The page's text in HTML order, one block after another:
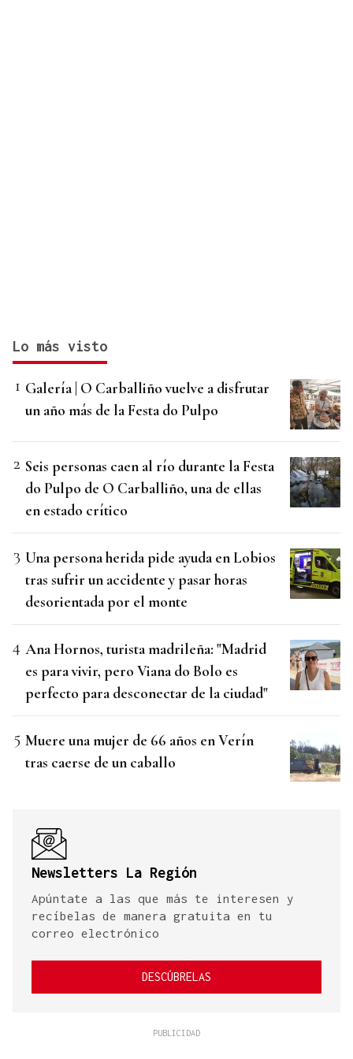
Lo más visto
Galería | O Carballiño vuelve a disfrutar
un año más de la Festa do Pulpo
Seis personas caen al río durante la Festa
do Pulpo de O Carballiño, una de ellas
en estado crítico
Una persona herida pide ayuda en Lobios
tras sufrir un accidente y pasar horas
desorientada por el monte
Ana Hornos, turista madrileña: "Madrid
es para vivir, pero Viana do Bolo es
perfecto para desconectar de la ciudad"
Muere una mujer de 66 años en Verín
tras caerse de un caballo
Newsletters La Región
Apúntate a las que más te interesen y
recíbelas de manera gratuita en tu
correo electrónico
DESCÚBRELAS